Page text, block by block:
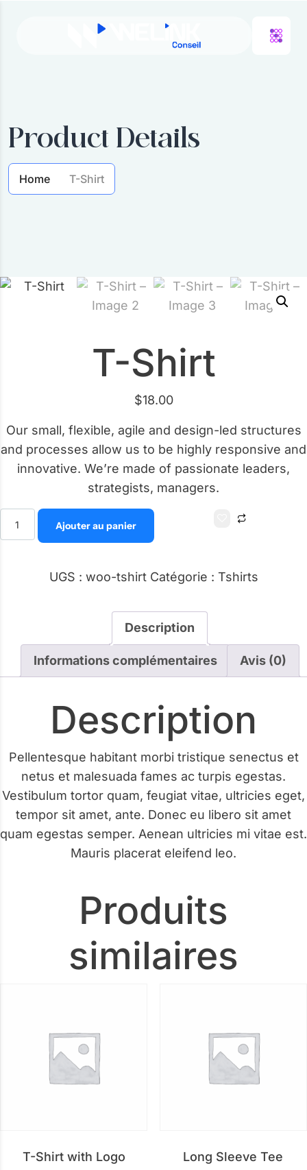
Product Details
Home T-Shirt
T-Shirt
$18.00
Our small, flexible, agile and design-led structures
and processes allow us to be highly responsive and
innovative. We’re made of passionate leaders,
strategists, managers.
Ajouter au panier
UGS : woo-tshirt Catégorie : Tshirts
Description
Informations complémentaires Avis (0)
Description
Pellentesque habitant morbi tristique senectus et
netus et malesuada fames ac turpis egestas.
Vestibulum tortor quam, feugiat vitae, ultricies eget,
tempor sit amet, ante. Donec eu libero sit amet
quam egestas semper. Aenean ultricies mi vitae est.
Mauris placerat eleifend leo.
Produits
similaires
T-Shirt with Logo Long Sleeve Tee